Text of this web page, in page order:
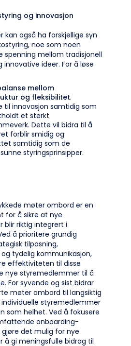
og innovasjon
kan også ha forskjellige syn
noe som noen
spenning mellom tradisjonell
innovative ideer. For å løse
mellom
og fleksibilitet.
til innovasjon samtidig som
et sterkt
Dette vil bidra til å
forblir smidig og
samtidig som de
styringsprinsipper.
møter ombord er en
for å sikre at nye
blir riktig integrert i
å prioritere grundig
tilpasning,
tydelig kommunikasjon,
effektiviteten til disse
nye styremedlemmer til å
For syvende og sist bidrar
møter ombord til langsiktig
individuelle styremedlemmer
som helhet. Ved å fokusere
onboarding-
gjøre det mulig for nye
å gi meningsfulle bidrag til